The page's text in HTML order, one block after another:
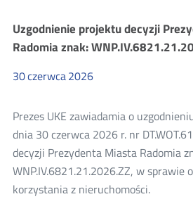
decyzji
Starosty
Węgrowskiego
G.6821.49.2025.KD
sposobu
korzystania
z
nieruchomości
Uzgodnienie projektu decyzji
Radomia znak:
30czerwca2026
Prezes UKE zawiadamia o
dnia 30 czerwca 2026 r. nr
decyzji Prezydenta Miasta Radomia
WNP.IV.6821.21.2026.ZZ, w sprawie
korzystania z nieruchomości.